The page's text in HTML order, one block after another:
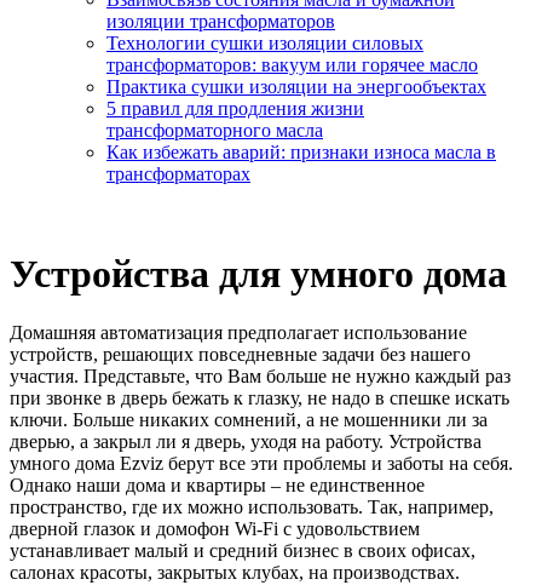
изоляции трансформаторов
Технологии сушки изоляции силовых
трансформаторов: вакуум или горячее масло
Практика сушки изоляции на энергообъектах
5 правил для продления жизни
трансформаторного масла
Как избежать аварий: признаки износа масла в
трансформаторах
Устройства для умного дома
Домашняя автоматизация предполагает использование
устройств, решающих повседневные задачи без нашего
участия. Представьте, что Вам больше не нужно каждый раз
при звонке в дверь бежать к глазку, не надо в спешке искать
ключи. Больше никаких сомнений, а не мошенники ли за
дверью, а закрыл ли я дверь, уходя на работу. Устройства
умного дома Ezviz берут все эти проблемы и заботы на себя.
Однако наши дома и квартиры – не единственное
пространство, где их можно использовать. Так, например,
дверной глазок и домофон Wi-Fi с удовольствием
устанавливает малый и средний бизнес в своих офисах,
салонах красоты, закрытых клубах, на производствах.